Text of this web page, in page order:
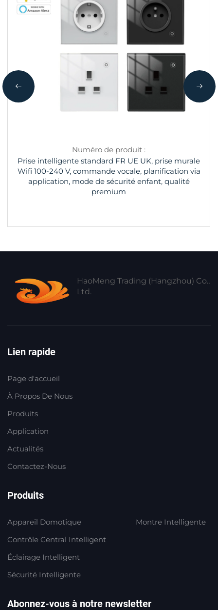
Numéro de produit :
Prise intelligente standard FR UE UK, prise murale
Wifi 100-240 V, commande vocale, planification via
application, mode de sécurité enfant, qualité
premium
HaoMeng Trading (Hangzhou) Co.,
Ltd.
Lien rapide
Page d'accueil
À Propos De Nous
Produits
Application
Actualités
Contactez-Nous
Produits
Appareil Domotique
Contrôle Central Intelligent
Éclairage Intelligent
Sécurité Intelligente
Montre Intelligente
Abonnez-vous à notre newsletter